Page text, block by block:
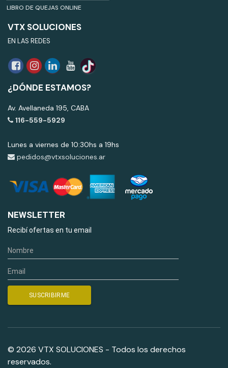
LIBRO DE QUEJAS ONLINE
VTX SOLUCIONES
EN LAS REDES
¿DÓNDE ESTAMOS?
Av. Avellaneda 195, CABA
116-559-5929
Lunes a viernes de 10:30hs a 19hs
pedidos@vtxsoluciones.ar
NEWSLETTER
Recibí ofertas en tu email
© 2026 VTX SOLUCIONES - Todos los derechos
reservados.